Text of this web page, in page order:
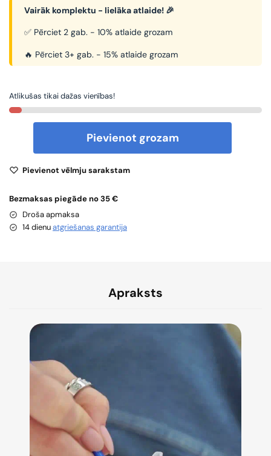
Vairāk komplektu - lielāka atlaide! 🎉
✅ Pērciet 2 gab. - 10% atlaide grozam
🔥 Pērciet 3+ gab. - 15% atlaide grozam
Atlikušas tikai dažas vienības!
Pievienot grozam
Pievienot vēlmju sarakstam
Bezmaksas piegāde no 35 €
Droša apmaksa
14 dienuatgriešanas garantija
Apraksts